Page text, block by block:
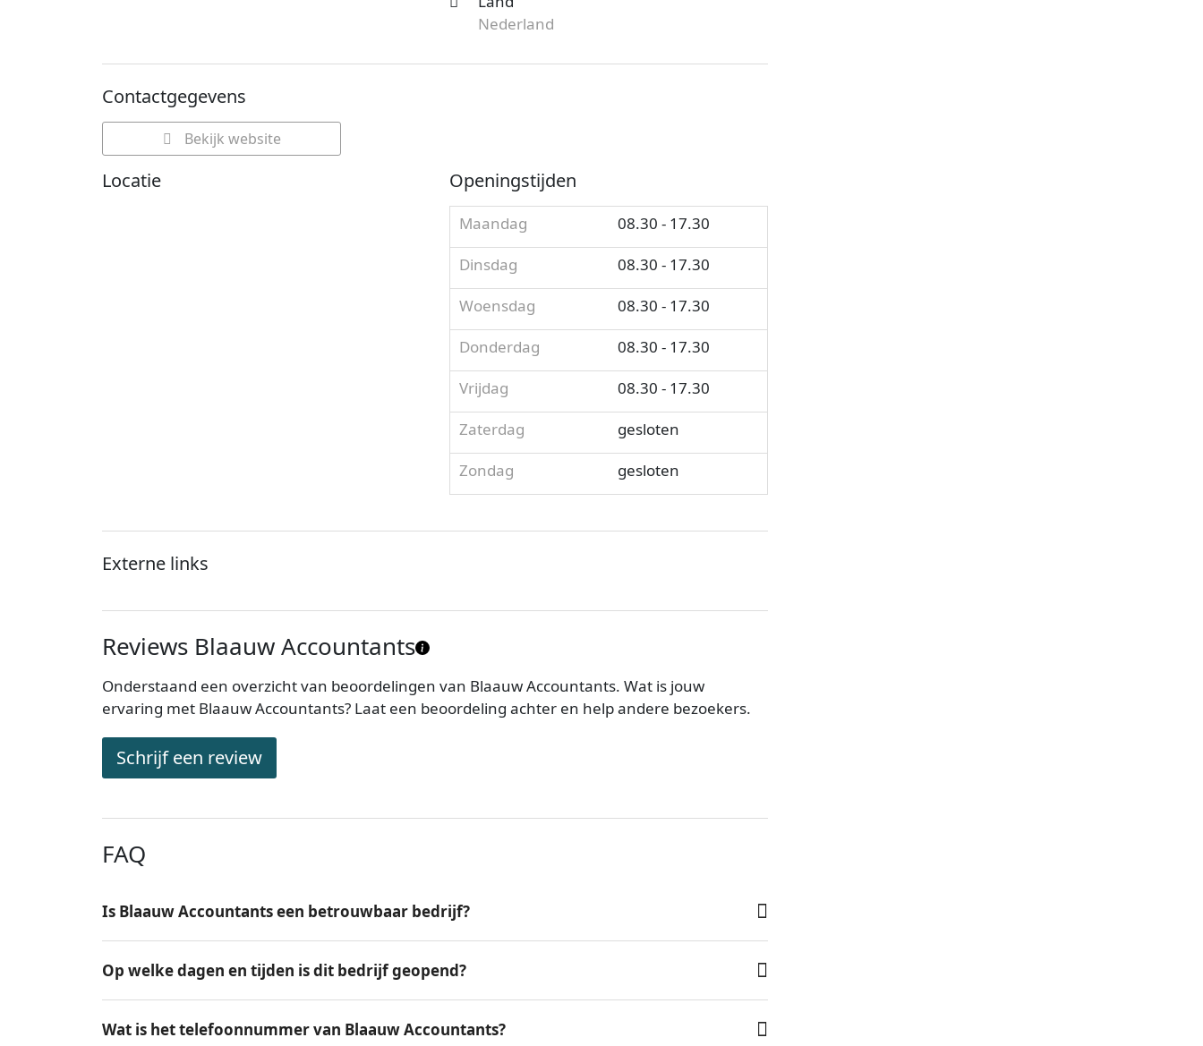
Nederland
Contactgegevens
Bekijk website
Locatie Openingstijden
Maandag
08.30 - 17.30
Dinsdag
08.30 - 17.30
Woensdag
08.30 - 17.30
Donderdag
08.30 - 17.30
Vrijdag
08.30 - 17.30
Zaterdag
gesloten
Zondag
gesloten
Externe links
Reviews Blaauw Accountants
Onderstaand een overzicht van beoordelingen van Blaauw Accountants. Wat is jouw
ervaring met Blaauw Accountants? Laat een beoordeling achter en help andere bezoekers.
Schrijf een review
FAQ
Is Blaauw Accountants een betrouwbaar bedrijf?
Op welke dagen en tijden is dit bedrijf geopend?
Wat is het telefoonnummer van Blaauw Accountants?